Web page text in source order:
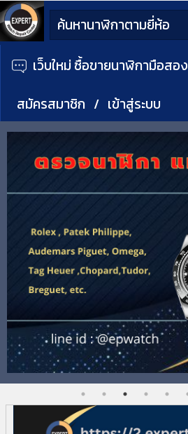
เว็บใหม่ ซื้อขายนาฬิกามือสอง
เข้าสู่ระบบ
/
สมัครสมาชิก